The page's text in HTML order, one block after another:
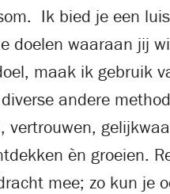
Ik bied je een
doelen waaraan jij
maak ik gebruik
andere
vertrouwen,
èn groeien.
mee; zo kun je